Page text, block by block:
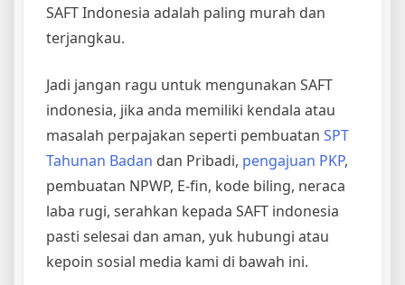
SAFT Indonesia adalah paling murah dan
terjangkau.
Jadi jangan ragu untuk mengunakan SAFT
indonesia, jika anda memiliki kendala atau
masalah perpajakan seperti pembuatan SPT
Tahunan Badan dan Pribadi, pengajuan PKP,
pembuatan NPWP, E-fin, kode biling, neraca
laba rugi, serahkan kepada SAFT indonesia
pasti selesai dan aman, yuk hubungi atau
kepoin sosial media kami di bawah ini.